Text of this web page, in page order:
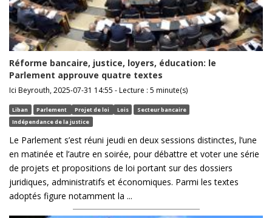
Réforme bancaire, justice, loyers, éducation: le
Parlement approuve quatre textes
Ici Beyrouth, 2025-07-31 14:55 - Lecture : 5 minute(s)
Liban Parlement Projet de loi Lois
Secteur bancaire
Indépendance de la justice
Le Parlement s’est réuni jeudi en deux sessions distinctes, l’une
en matinée et l’autre en soirée, pour débattre et voter une série
de projets et propositions de loi portant sur des dossiers
juridiques, administratifs et économiques. Parmi les textes
adoptés figure notamment la ...